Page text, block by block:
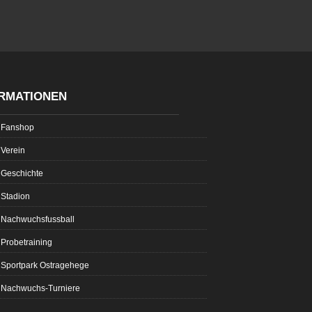
Fanshop
Verein
Geschichte
Stadion
Nachwuchsfussball
Probetraining
Sportpark Ostragehege
Nachwuchs-Turniere